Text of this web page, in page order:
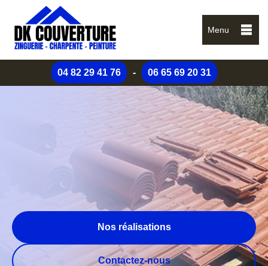
Menu
04 82 29 41 76 - 06 65 69 20 31
Nos réalisations
Contactez-nous